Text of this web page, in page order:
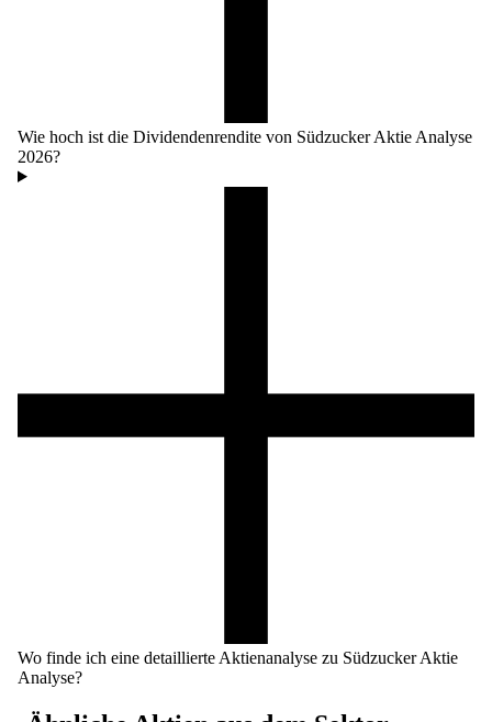
Wie hoch ist die Dividendenrendite von Südzucker Aktie Analyse
2026?
Wo finde ich eine detaillierte Aktienanalyse zu Südzucker Aktie
Analyse?